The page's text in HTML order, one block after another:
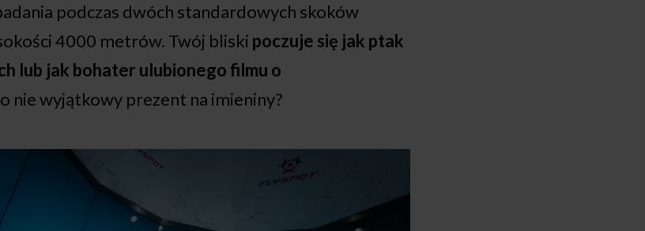
podczas dwóch standardowych skoków
4000 metrów. Twój bliski poczuje się jak ptak
lub jak bohater ulubionego filmu o
nie wyjątkowy prezent na imieniny?